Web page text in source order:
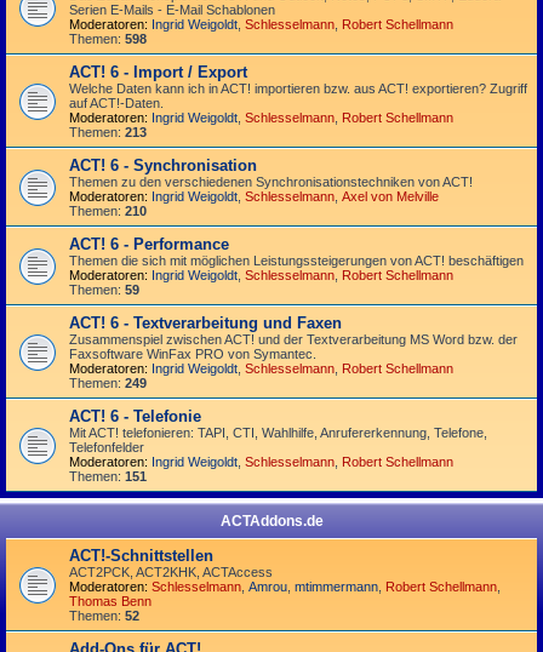
Serien E-Mails - E-Mail Schablonen
Moderatoren: Ingrid Weigoldt Schlesselmann Robert Schellmann
Themen: 598
ACT! 6 - Import / Export
Welche Daten kann ich in ACT! importieren bzw. aus ACT! exportieren? Zugriff
auf ACT!-Daten.
Moderatoren: Ingrid Weigoldt Schlesselmann Robert Schellmann
Themen: 213
ACT! 6 - Synchro­nisation
Themen zu den verschiedenen Synchro­nisations­­techniken von ACT!
Moderatoren: Ingrid Weigoldt Schlesselmann Axel von Melville
Themen: 210
ACT! 6 - Performance
Themen die sich mit möglichen Leistungssteigerungen von ACT! beschäftigen
Moderatoren: Ingrid Weigoldt Schlesselmann Robert Schellmann
Themen: 59
ACT! 6 - Textverarbeitung und Faxen
Zusammenspiel zwischen ACT! und der Textverarbeitung MS Word bzw. der
Faxsoftware WinFax PRO von Symantec.
Moderatoren: Ingrid Weigoldt Schlesselmann Robert Schellmann
Themen: 249
ACT! 6 - Telefonie
Mit ACT! telefonieren: TAPI, CTI, Wahlhilfe, Anrufererkennung, Telefone,
Telefonfelder
Moderatoren: Ingrid Weigoldt Schlesselmann Robert Schellmann
Themen: 151
ACTAddons.de
ACT!-Schnittstellen
ACT2PCK, ACT2KHK, ACTAccess
Moderatoren: Schlesselmann Amrou mtimmermann Robert Schellmann
Thomas Benn
Themen: 52